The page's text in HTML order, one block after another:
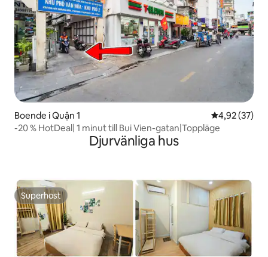
Boende i Quận 1 4,92 av 5 i
4,92 (37)
-20 % HotDeal| 1 minut till Bui Vien-gatan|Toppläge
Djurvänliga hus
Superhost
Superhost